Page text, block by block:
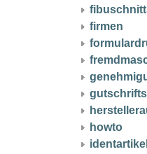
firmen
howto
identartikel